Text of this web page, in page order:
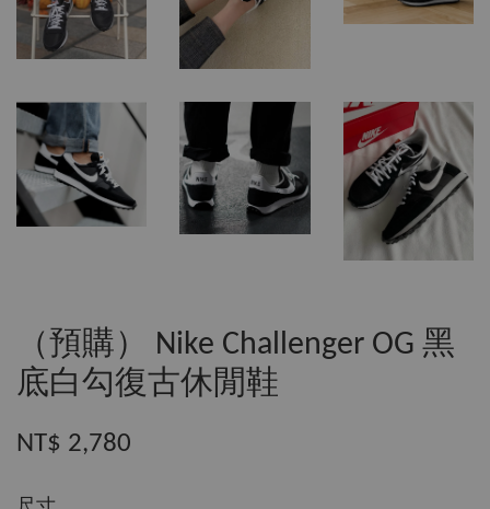
（預購） Nike Challenger OG 黑
底白勾復古休閒鞋
NT$ 2,780